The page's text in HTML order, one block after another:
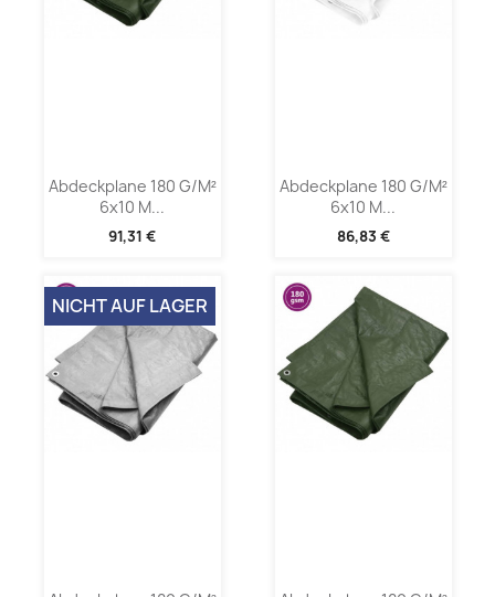
Abdeckplane 180 G/m²
6x10 M...
91,31 €
Abdeckplane 180 G/m²
6x10 M...
86,83 €
NICHT AUF LAGER